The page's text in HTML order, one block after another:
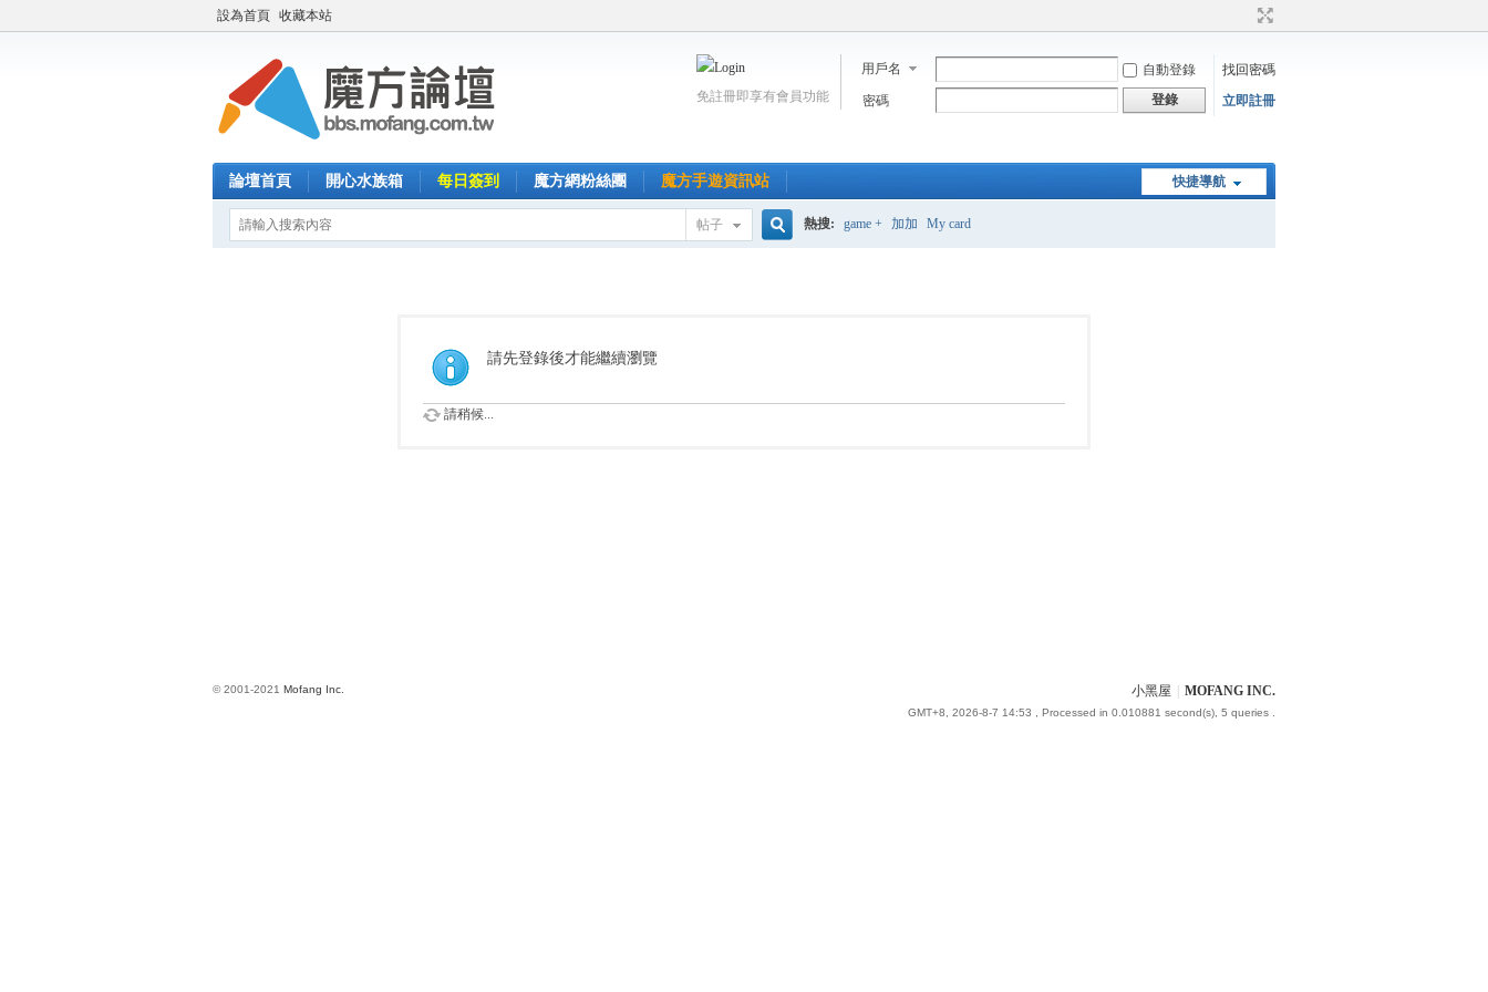
設為首頁 收藏本站
用戶名 自動登錄
找回密碼
密碼
登錄 立即註冊
免註冊即享有會員功能
快捷導航
論壇首頁 開心水族箱 每日簽到 魔方網粉絲團 魔方手遊資訊站
帖子 熱搜: game + 加加 My card
請先登錄後才能繼續瀏覽
請稍候...
小黑屋 MOFANG INC.
GMT+8, 2026-8-7 14:53 , Processed in 0.010881 second(s), 5 queries .
© 2001-2021 Mofang Inc.